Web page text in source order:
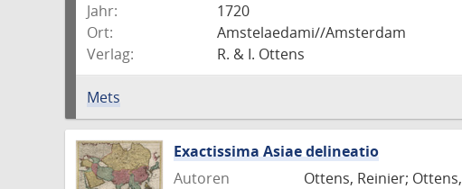
Jahr:
1720
Ort:
Amstelaedami//Amsterdam
Verlag:
R. & I. Ottens
Mets
Exactissima Asiae delineatio
Autoren
Ottens, Reinier;